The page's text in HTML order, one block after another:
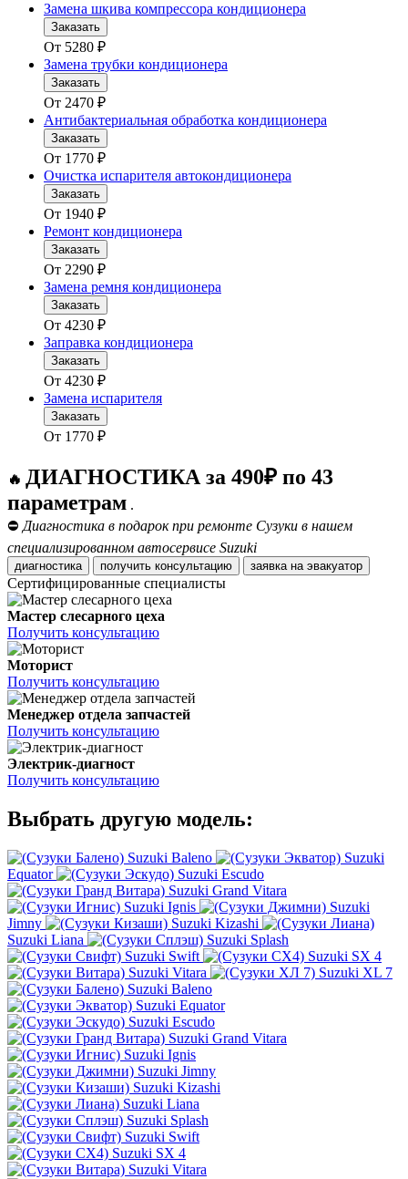
Замена шкива компрессора кондиционера
Заказать
От 5280 ₽
Замена трубки кондиционера
Заказать
От 2470 ₽
Антибактериальная обработка кондиционера
Заказать
От 1770 ₽
Очистка испарителя автокондиционера
Заказать
От 1940 ₽
Ремонт кондиционера
Заказать
От 2290 ₽
Замена ремня кондиционера
Заказать
От 4230 ₽
Заправка кондиционера
Заказать
От 4230 ₽
Замена испарителя
Заказать
От 1770 ₽
🔥 ДИАГНОСТИКА за 490₽ по 43
параметрам .
⛔ Диагностика в подарок при ремонте Сузуки в нашем
специализированном автосервисе Suzuki
диагностика получить консультацию заявка на эвакуатор
Сертифицированные специалисты
Мастер слесарного цеха
Получить консультацию
Моторист
Получить консультацию
Менеджер отдела запчастей
Получить консультацию
Электрик-диагност
Получить консультацию
Выбрать другую модель:
Suzuki Baleno
Suzuki
Equator
Suzuki Escudo
Suzuki Grand Vitara
Suzuki Ignis
Suzuki
Jimny
Suzuki Kizashi
Suzuki Liana
Suzuki Splash
Suzuki Swift
Suzuki SX 4
Suzuki Vitara
Suzuki XL 7
Suzuki Baleno
Suzuki Equator
Suzuki Escudo
Suzuki Grand Vitara
Suzuki Ignis
Suzuki Jimny
Suzuki Kizashi
Suzuki Liana
Suzuki Splash
Suzuki Swift
Suzuki SX 4
Suzuki Vitara